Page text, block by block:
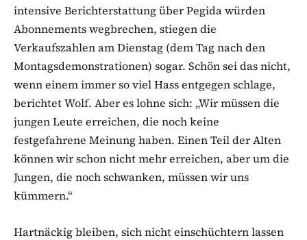
intensive Berichterstattung über Pegida würden
Abonnements wegbrechen, stiegen die
Verkaufszahlen am Dienstag (dem Tag nach den
Montagsdemonstrationen) sogar. Schön sei das nicht,
wenn einem immer so viel Hass entgegen schlage,
berichtet Wolf. Aber es lohne sich: „Wir müssen die
jungen Leute erreichen, die noch keine
festgefahrene Meinung haben. Einen Teil der Alten
können wir schon nicht mehr erreichen, aber um die
Jungen, die noch schwanken, müssen wir uns
kümmern.“
Hartnäckig bleiben, sich nicht einschüchtern lassen